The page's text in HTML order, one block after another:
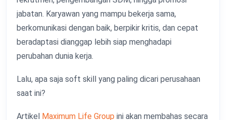
jabatan. Karyawan yang mampu bekerja sama,
berkomunikasi dengan baik, berpikir kritis, dan cepat
beradaptasi dianggap lebih siap menghadapi
perubahan dunia kerja.
Lalu, apa saja soft skill yang paling dicari perusahaan
saat ini?
Artikel Maximum Life Group ini akan membahas secara